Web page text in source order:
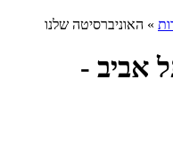
» האוניברסיטה שלנו
אביב -